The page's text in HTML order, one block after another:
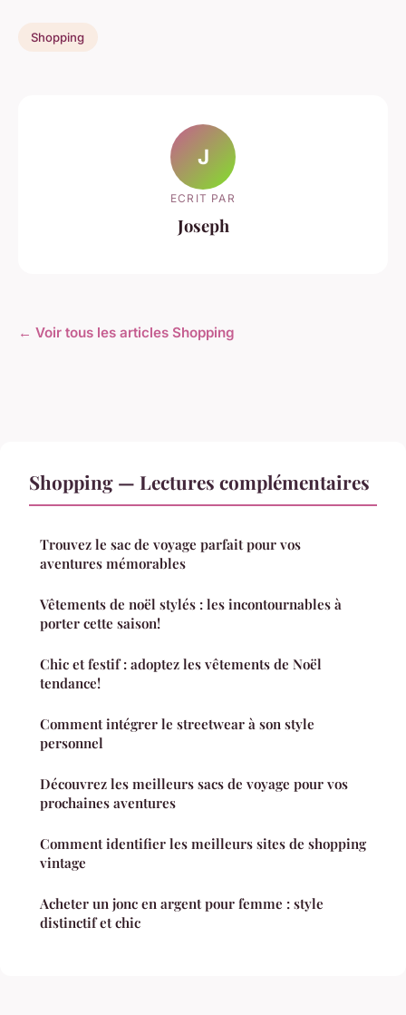
Shopping
J
ECRIT PAR
Joseph
← Voir tous les articles Shopping
Shopping — Lectures complémentaires
Trouvez le sac de voyage parfait pour vos
aventures mémorables
Vêtements de noël stylés : les incontournables à
porter cette saison!
Chic et festif : adoptez les vêtements de Noël
tendance!
Comment intégrer le streetwear à son style
personnel
Découvrez les meilleurs sacs de voyage pour vos
prochaines aventures
Comment identifier les meilleurs sites de shopping
vintage
Acheter un jonc en argent pour femme : style
distinctif et chic